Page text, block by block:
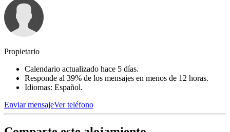
Propietario
Calendario actualizado hace 5 días.
Responde al 39% de los mensajes en menos de 12 horas.
Idiomas: Español.
Enviar mensajeVer teléfono